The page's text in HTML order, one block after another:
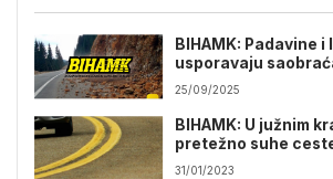
BIHAMK: Padavine
usporavaju
25/09/2025
BIHAMK: U južnim
pretežno suhe
31/01/2023